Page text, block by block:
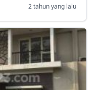
2 tahun yang lalu